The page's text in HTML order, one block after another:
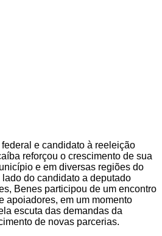
e candidato à reeleição
reforçou o crescimento de sua
e em diversas regiões do
do candidato a deputado
Benes participou de um encontro
apoiadores, em um momento
escuta das demandas da
de novas parcerias.